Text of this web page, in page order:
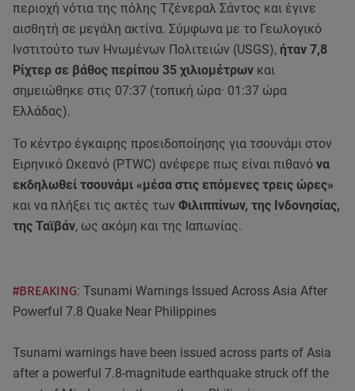
περιοχή νότια της πόλης Τζένεραλ Σάντος και έγινε
αισθητή σε μεγάλη ακτίνα. Σύμφωνα με το Γεωλογικό
Ινστιτούτο των Ηνωμένων Πολιτειών (USGS), ήταν 7,8
Ρίχτερ σε βάθος περίπου 35 χιλιομέτρων και
σημειώθηκε στις 07:37 (τοπική ώρα· 01:37 ώρα
Ελλάδας).
Το κέντρο έγκαιρης προειδοποίησης για τσουνάμι στον
Ειρηνικό Ωκεανό (PTWC) ανέφερε πως είναι πιθανό να
εκδηλωθεί τσουνάμι «μέσα στις επόμενες τρεις ώρες»
και να πλήξει τις ακτές των Φιλιππίνων, της Ινδονησίας,
της Ταϊβάν, ως ακόμη και της Ιαπωνίας.
#BREAKING: Tsunami Warnings Issued Across Asia After
Powerful 7.8 Quake Near Philippines
Tsunami warnings have been issued across parts of Asia
after a powerful 7.8-magnitude earthquake struck off the